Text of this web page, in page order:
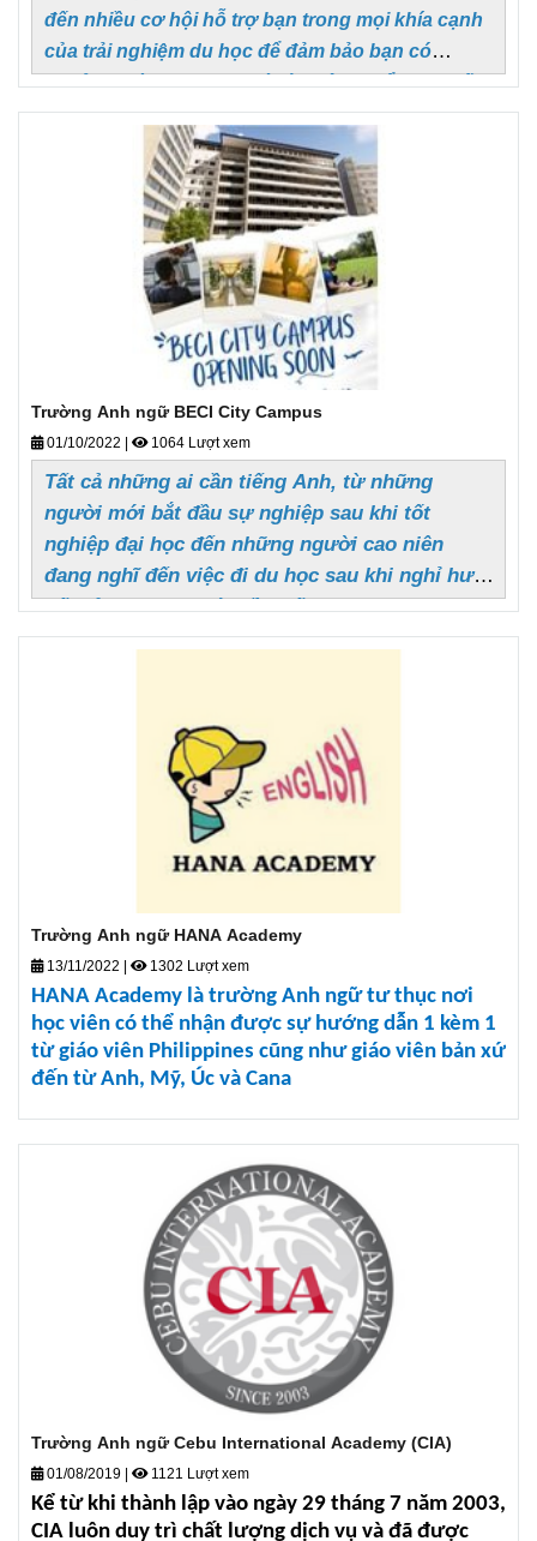
đến nhiều cơ hội hỗ trợ bạn trong mọi khía cạnh
của trải nghiệm du học để đảm bảo bạn có
khoảng thời gian quý giá và không thể thay thế.
Trường Anh ngữ BECI City Campus
01/10/2022 | 1064 Lượt xem
Tất cả những ai cần tiếng Anh, từ những
người mới bắt đầu sự nghiệp sau khi tốt
nghiệp đại học đến những người cao niên
đang nghĩ đến việc đi du học sau khi nghỉ hưu.
Tất cả những người cần tiếng Anh thương mại
như kỹ năng trình bày lưu loát và logic được
sinh viên mới khởi nghiệp, đào tạo nhóm
doanh nghiệp, triển vọng kinh doanh ở nước
ngoài và phỏng vấn 24 tiếng Anh.
Trường Anh ngữ HANA Academy
13/11/2022 1302 Lượt xem
HANA Academy là trường Anh ngữ tư thục nơi
học viên có thể nhận được sự hướng dẫn 1 kèm 1
từ giáo viên Philippines cũng như giáo viên bản xứ
đến từ Anh, Mỹ, Úc và Cana
Trường Anh ngữ Cebu International Academy (CIA)
01/08/2019 1121 Lượt xem
Kể từ khi thành lập vào ngày 29 tháng 7 năm 2003,
CIA luôn duy trì chất lượng dịch vụ và đã được